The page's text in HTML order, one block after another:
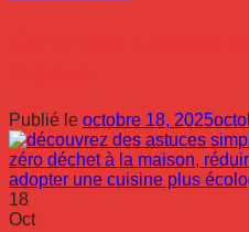
Publié le octobre 18, 2025
18
Oct